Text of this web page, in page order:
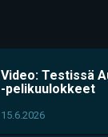
Video: Testissä
-pelikuulokkeet
15.6.2026